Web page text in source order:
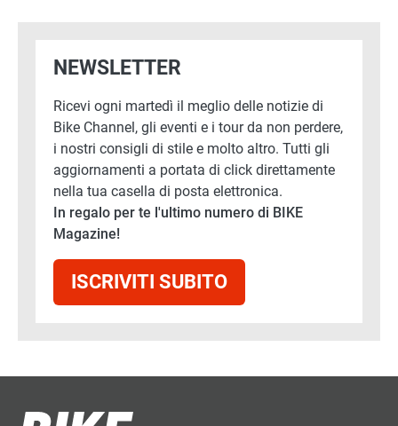
NEWSLETTER
Ricevi ogni martedì il meglio delle notizie di
Bike Channel, gli eventi e i tour da non perdere,
i nostri consigli di stile e molto altro. Tutti gli
aggiornamenti a portata di click direttamente
nella tua casella di posta elettronica.
In regalo per te l'ultimo numero di BIKE
Magazine!
ISCRIVITI SUBITO